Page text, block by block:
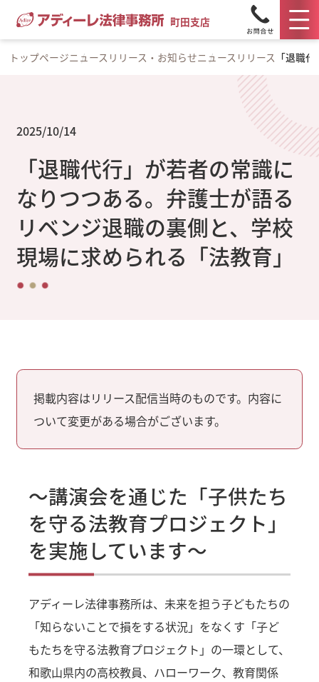
町田支店
トップページニュースリリース・お知らせニュースリリース 「退職
2025/10/14
「退職代行」が若者の常識に
なりつつある。弁護士が語る
リベンジ退職の裏側と、学校
現場に求められる「法教育」
掲載内容はリリース配信当時のものです。内容に
ついて変更がある場合がございます。
～講演会を通じた「子供たち
を守る法教育プロジェクト」
を実施しています～
アディーレ法律事務所は、未来を担う子どもたちの
「知らないことで損をする状況」をなくす「子ど
もたちを守る法教育プロジェクト」の一環として、
和歌山県内の高校教員、ハローワーク、教育関係